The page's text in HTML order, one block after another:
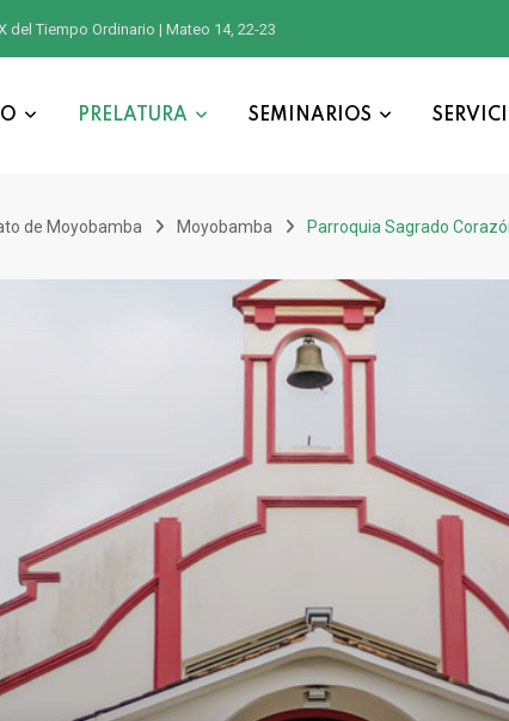
del Tiempo Ordinario | Mateo 14, 22-23
PRELATURA SEMINARIOS
de Moyobamba Moyobamba Parroquia Sagrado